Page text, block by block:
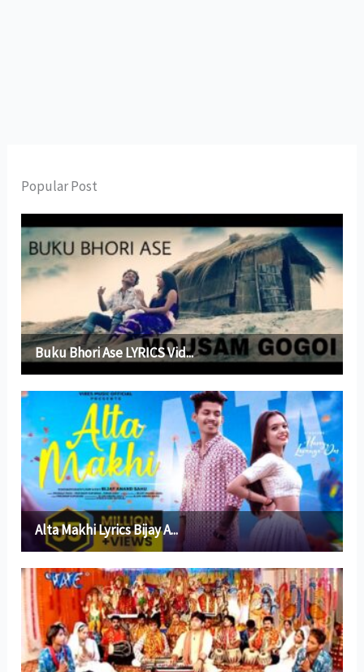
Popular Post